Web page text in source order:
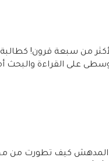
من سبعة قرون!
على القراءة والبحث
من المدهش كيف تطورت من